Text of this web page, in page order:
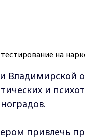
Владимирской
и
привлечь